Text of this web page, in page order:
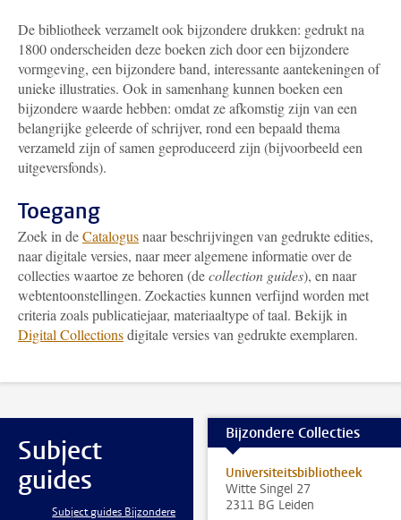
De bibliotheek verzamelt ook bijzondere drukken: gedrukt na
1800 onderscheiden deze boeken zich door een bijzondere
vormgeving, een bijzondere band, interessante aantekeningen of
unieke illustraties. Ook in samenhang kunnen boeken een
bijzondere waarde hebben: omdat ze afkomstig zijn van een
belangrijke geleerde of schrijver, rond een bepaald thema
verzameld zijn of samen geproduceerd zijn (bijvoorbeeld een
uitgeversfonds).
Toegang
Zoek in deCatalogusnaar beschrijvingen van gedrukte edities,
naar digitale versies, naar meer algemene informatie over de
collecties waartoe ze behoren (decollection guides), en naar
webtentoonstellingen. Zoekacties kunnen verfijnd worden met
criteria zoals publicatiejaar, materiaaltype of taal. Bekijk in
Digital Collectionsdigitale versies van gedrukte exemplaren.
Subject
guides
Subject guides Bijzondere
Bijzondere Collecties
Universiteitsbibliotheek
Witte Singel 27
2311 BG Leiden